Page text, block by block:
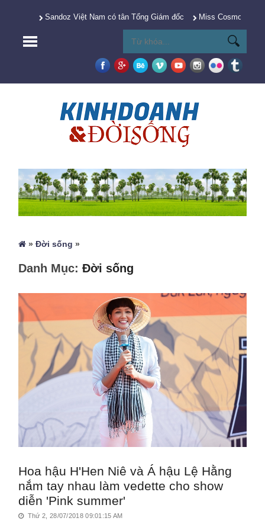
Sandoz Việt Nam có tân Tổng Giám đốc Miss Cosmo 2025
»Đời sống »
Danh Mục:Đời sống
Hoa hậu H'Hen Niê và Á hậu Lệ Hằng
nắm tay nhau làm vedette cho show
diễn 'Pink summer'
Thứ 2, 28/07/2018 09:01:15 AM